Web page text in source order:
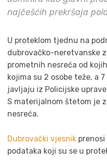
najčešćih prekršaja
U proteklom tjednu na
dubrovačko-neretvanske
prometnih nesreća od
kojima su 2 osobe teže, a
javljaju iz Policijske
S materijalnom štetom je
nesreća.
Dubrovački vjesnik
podataka koji su se u